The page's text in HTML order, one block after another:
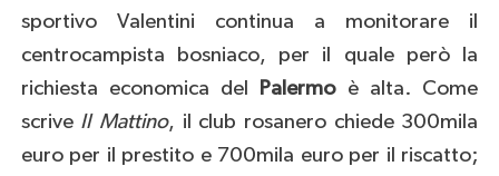
sportivo Valentini continua a monitorare il
centrocampista bosniaco, per il quale però la
richiesta economica del
Palermoè alta. Come
scriveIl Mattino, il club rosanero chiede 300mila
euro per il prestito e 700mila euro per il riscatto;